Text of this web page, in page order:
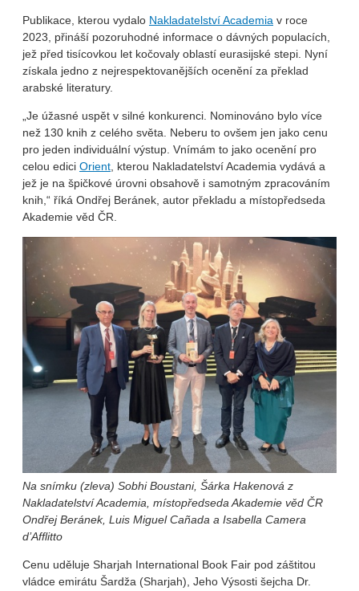
Publikace, kterou vydalo Nakladatelství Academia v roce
2023, přináší pozoruhodné informace o dávných populacích,
jež před tisícovkou let kočovaly oblastí eurasijské stepi. Nyní
získala jedno z nejrespektovanějších ocenění za překlad
arabské literatury.
„Je úžasné uspět v silné konkurenci. Nominováno bylo více
než 130 knih z celého světa. Neberu to ovšem jen jako cenu
pro jeden individuální výstup. Vnímám to jako ocenění pro
celou edici Orient, kterou Nakladatelství Academia vydává a
jež je na špičkové úrovni obsahově i samotným zpracováním
knih,“ říká Ondřej Beránek, autor překladu a místopředseda
Akademie věd ČR.
Na snímku (zleva) Sobhi Boustani, Šárka Hakenová z
Nakladatelství Academia, místopředseda Akademie věd ČR
Ondřej Beránek, Luis Miguel Cañada a Isabella Camera
d’Afflitto
Cenu uděluje Sharjah International Book Fair pod záštitou
vládce emirátu Šardža (Sharjah), Jeho Výsosti šejcha Dr.